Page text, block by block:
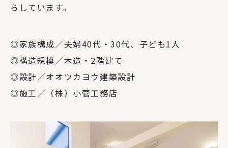
らしています。
◎家族構成／夫婦40代・30代、子ども1人
◎構造規模／木造・2階建て
◎設計／オオツカヨウ建築設計
◎施工／（株）小菅工務店